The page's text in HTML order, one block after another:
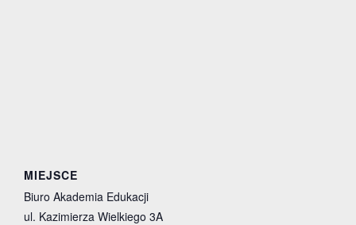
MIEJSCE
Biuro Akademia Edukacji
ul. Kazimierza Wielkiego 3A